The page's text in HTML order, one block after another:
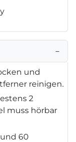
−
und
reinigen.
2
muss hörbar
60